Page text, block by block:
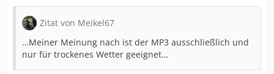
Zitat von Meikel67
…Meiner Meinung nach ist der MP3 ausschließlich und
nur für trockenes Wetter geeignet…